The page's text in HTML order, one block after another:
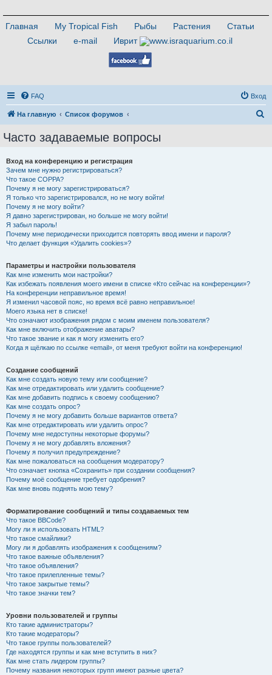
Главная My Tropical Fish Рыбы Растения
Статьи
Ссылки
e-mail Иврит
FAQ Вход
На главную Список форумов
Часто задаваемые вопросы
Вход на конференцию и регистрация
Зачем мне нужно регистрироваться?
Что такое COPPA?
Почему я не могу зарегистрироваться?
Я только что зарегистрировался, но не могу войти!
Почему я не могу войти?
Я давно зарегистрирован, но больше не могу войти!
Я забыл пароль!
Почему мне периодически приходится повторять ввод имени и пароля?
Что делает функция «Удалить cookies»?
Параметры и настройки пользователя
Как мне изменить мои настройки?
Как избежать появления моего имени в списке «Кто сейчас на конференции»?
На конференции неправильное время!
Я изменил часовой пояс, но время всё равно неправильное!
Моего языка нет в списке!
Что означают изображения рядом с моим именем пользователя?
Как мне включить отображение аватары?
Что такое звание и как я могу изменить его?
Когда я щёлкаю по ссылке «email», от меня требуют войти на конференцию!
Создание сообщений
Как мне создать новую тему или сообщение?
Как мне отредактировать или удалить сообщение?
Как мне добавить подпись к своему сообщению?
Как мне создать опрос?
Почему я не могу добавить больше вариантов ответа?
Как мне отредактировать или удалить опрос?
Почему мне недоступны некоторые форумы?
Почему я не могу добавлять вложения?
Почему я получил предупреждение?
Как мне пожаловаться на сообщения модератору?
Что означает кнопка «Сохранить» при создании сообщения?
Почему моё сообщение требует одобрения?
Как мне вновь поднять мою тему?
Форматирование сообщений и типы создаваемых тем
Что такое BBCode?
Могу ли я использовать HTML?
Что такое смайлики?
Могу ли я добавлять изображения к сообщениям?
Что такое важные объявления?
Что такое объявления?
Что такое прилепленные темы?
Что такое закрытые темы?
Что такое значки тем?
Уровни пользователей и группы
Кто такие администраторы?
Кто такие модераторы?
Что такое группы пользователей?
Где находятся группы и как мне вступить в них?
Как мне стать лидером группы?
Почему названия некоторых групп имеют разные цвета?